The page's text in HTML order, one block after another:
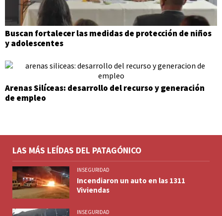
Buscan fortalecer las medidas de protección de niños
y adolescentes
Arenas Silíceas: desarrollo del recurso y generación
de empleo
LAS MÁS LEÍDAS DEL PATAGÓNICO
INSEGURIDAD
Incendiaron un auto en las 1311
Viviendas
INSEGURIDAD